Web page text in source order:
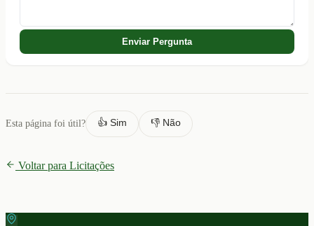
Enviar Pergunta
Esta página foi útil? 👍 Sim 👎 Não
Voltar para Licitações